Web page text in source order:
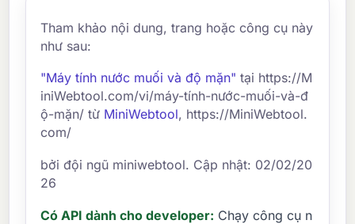
Tham khảo nội dung, trang hoặc công cụ này
như sau:
"Máy tính nước muối và độ mặn" tại https://M
iniWebtool.com/vi/máy-tính-nước-muối-và-đ
ộ-mặn/ từ MiniWebtool, https://MiniWebtool.
com/
bởi đội ngũ miniwebtool. Cập nhật: 02/02/20
26
Có API dành cho developer: Chạy công cụ n